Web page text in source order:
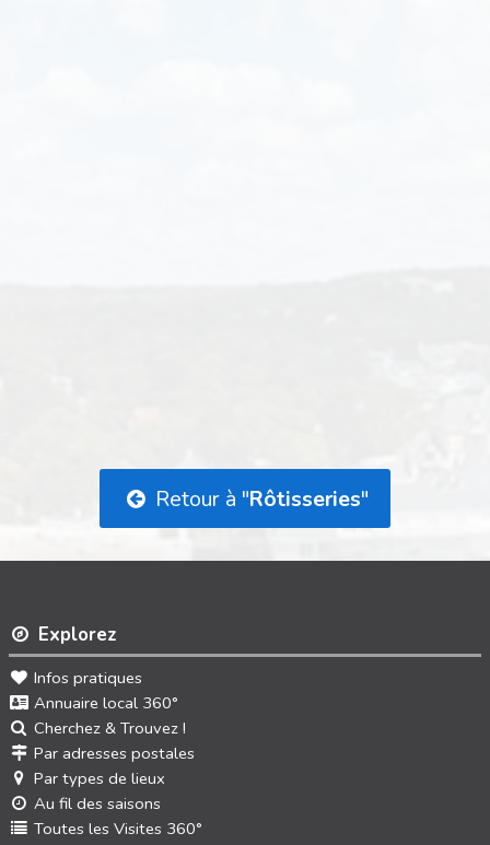
Retour à "Rôtisseries"
Explorez
Infos pratiques
Annuaire local 360°
Cherchez & Trouvez !
Par adresses postales
Par types de lieux
Au fil des saisons
Toutes les Visites 360°